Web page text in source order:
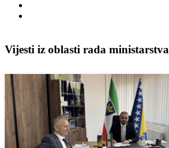
Vijesti iz oblasti rada ministarstva